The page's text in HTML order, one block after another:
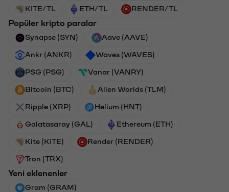
KITE/TL ETH/TL RENDER/TL
Popüler kripto paralar
Synapse (SYN) Aave (AAVE)
Ankr (ANKR) Waves (WAVES)
PSG (PSG) Vanar (VANRY)
Bitcoin (BTC) Alien Worlds (TLM)
Ripple (XRP) Helium (HNT)
Galatasaray (GAL) Ethereum (ETH)
Kite (KITE) Render (RENDER)
Tron (TRX)
Yeni eklenenler
Gram (GRAM)